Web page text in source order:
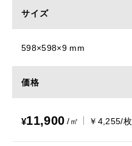
サイズ
598×598×9 mm
価格
¥11,900 /㎡ ￥4,255/枚